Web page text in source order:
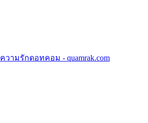
ความรักดอทคอม - quamrak.com